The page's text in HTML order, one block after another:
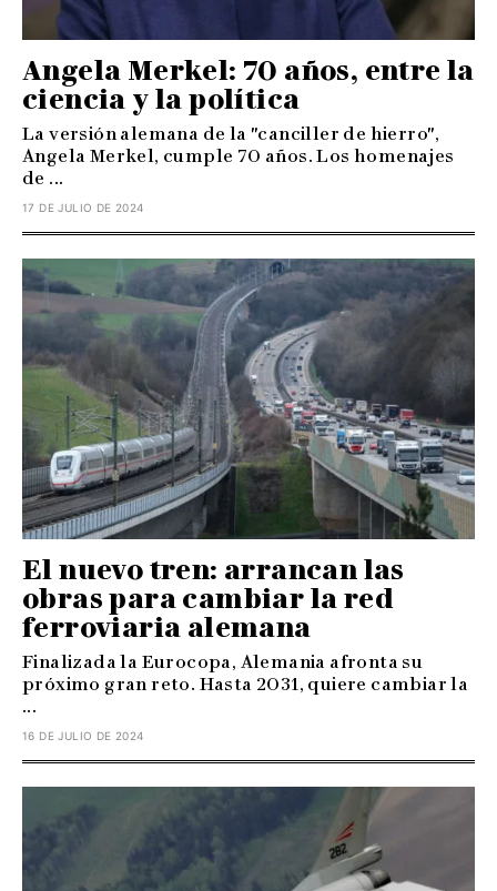
Angela Merkel: 70 años, entre la
ciencia y la política
La versión alemana de la "canciller de hierro",
Angela Merkel, cumple 70 años. Los homenajes
de ...
17 DE JULIO DE 2024
El nuevo tren: arrancan las
obras para cambiar la red
ferroviaria alemana
Finalizada la Eurocopa, Alemania afronta su
próximo gran reto. Hasta 2031, quiere cambiar la
...
16 DE JULIO DE 2024